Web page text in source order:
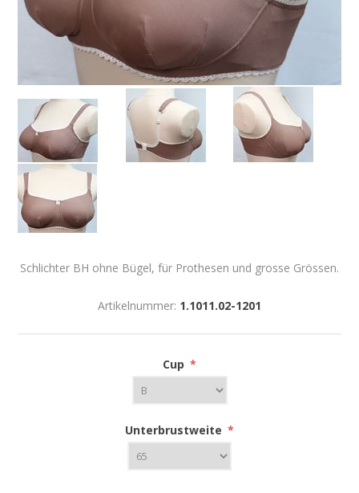
Schlichter BH ohne Bügel, für Prothesen und grosse Grössen.
Artikelnummer: 1.1011.02-1201
Cup *
Unterbrustweite *